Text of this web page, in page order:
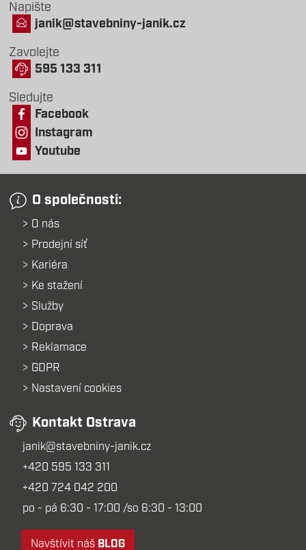
Napište
janik@stavebniny-janik.cz
Zavolejte
595 133 311
Sledujte
Facebook
Instagram
Youtube
O společnosti:
O nás
Prodejní síť
Kariéra
Ke stažení
Služby
Doprava
Reklamace
GDPR
Nastavení cookies
Kontakt Ostrava
janik@stavebniny-janik.cz
+420 595 133 311
+420 724 042 200
po - pá 6:30 - 17:00 /so 6:30 - 13:00
Navštívit náš BLOG